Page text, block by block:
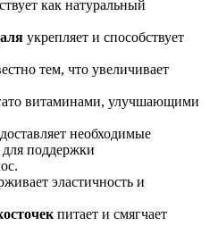
как натуральный
укрепляет и способствует
тем, что увеличивает
витаминами, улучшающими
необходимые
поддержки
эластичность и
питает и смягчает